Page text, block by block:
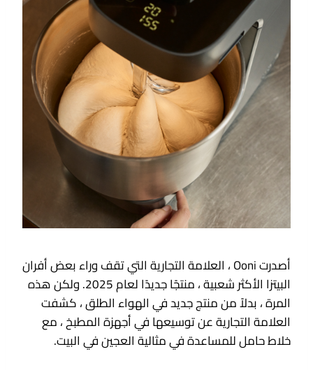
أصدرت Ooni ، العلامة التجارية التي تقف وراء بعض أفران
البيتزا الأكثر شعبية ، منتجًا جديدًا لعام 2025. ولكن هذه
المرة ، بدلاً من منتج جديد في الهواء الطلق ، كشفت
العلامة التجارية عن توسيعها في أجهزة المطبخ ، مع
خلاط حامل للمساعدة في مثالية العجين في البيت.